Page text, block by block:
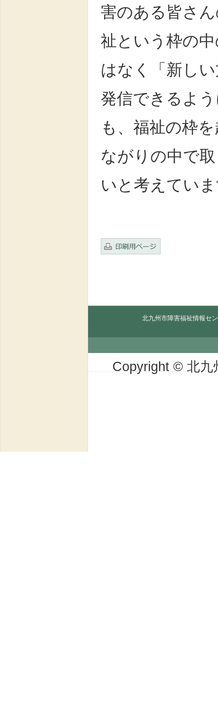
害のある皆さ
祉という枠の
はなく「新し
発信できるよ
も、福祉の枠
ながりの中で
いと考えてい
北九州市障害福祉情報セ
Copyright © 北九